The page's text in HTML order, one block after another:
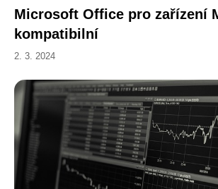
Microsoft Office pro zařízení
kompatibilní
2. 3. 2024